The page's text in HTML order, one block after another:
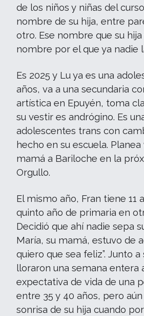
de los niños y niñas del
nombre de su hija, entre
otro. Ese nombre que su
nombre por el que ya nadie
Es 2025 y Lu ya es una
años, va a una secundaria
artística en Epuyén, toma
su vestir es andrógino. Es
adolescentes trans con
hecho en su escuela.
mamá a Bariloche en la
Orgullo.
El mismo año, Fran tiene 11
quinto año de primaria en
Decidió que ahí nadie sepa
María, su mamá, estuvo de
quiero que sea feliz”. Junto
lloraron una semana entera
expectativa de vida de una
entre 35 y 40 años, pero
sonrisa de su hija cuando